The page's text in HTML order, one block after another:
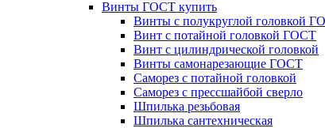
Винты ГОСТ купить
Винты с полукруглой головкой
Винт с потайной головкой ГОСТ
Винт с цилиндрической головкой
Винты самонарезающие ГОСТ
Саморез с потайной головкой
Саморез с прессшайбой сверло
Шпилька резьбовая
Шпилька сантехническая